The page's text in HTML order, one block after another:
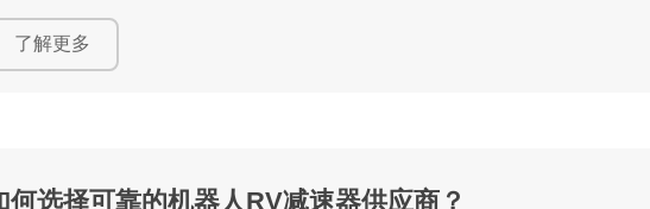
了解更多
何选择可靠的机器人RV减速器供应商？